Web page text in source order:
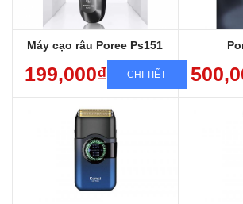
Máy cạo râu Poree Ps151
199,000₫ CHI TIẾT
Máy sử dụng lưỡi Pr8